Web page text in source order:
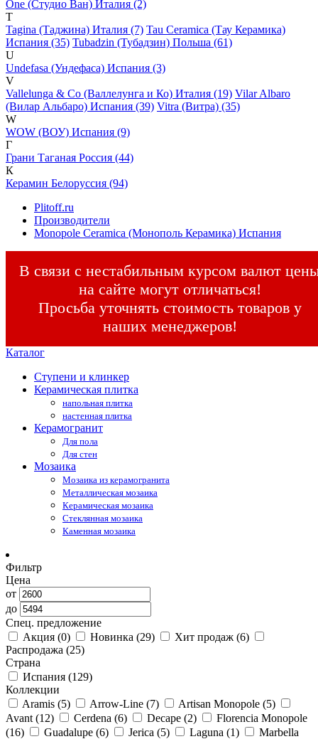
One (Студио Ван) Италия (2)
T
Tagina (Таджина) Италия (7) Tau Ceramica (Тау Керамика)
Испания (35) Tubadzin (Тубадзин) Польша (61)
U
Undefasa (Ундефаса) Испания (3)
V
Vallelunga & Co (Валлелунга и Ко) Италия (19) Vilar Albaro
(Вилар Альбаро) Испания (39) Vitra (Витра) (35)
W
WOW (ВОУ) Испания (9)
Г
Грани Таганая Россия (44)
К
Керамин Белоруссия (94)
Plitoff.ru
Производители
Monopole Ceramica (Монополь Керамика) Испания
В связи с нестабильным курсом валют
на сайте могут отличаться!
Просьба уточнять стоимость товаров у
наших менеджеров!
Каталог
Ступени и клинкер
Керамическая плитка
напольная плитка
настенная плитка
Керамогранит
Для пола
Для стен
Мозаика
Мозаика из керамогранита
Металлическая мозаика
Керамическая мозаика
Стеклянная мозаика
Каменная мозаика
Фильтр
Цена
от
до
Спец. предложение
Акция (0) Новинка (29) Хит продаж (6)
Распродажа (25)
Страна
Испания (129)
Коллекции
Aramis (5) Arrow-Line (7) Artisan Monopole (5)
Avant (12) Cerdena (6) Decape (2)
Florencia Monopole
(16)
Guadalupe (6) Jerica (5) Laguna (1)
Marbella